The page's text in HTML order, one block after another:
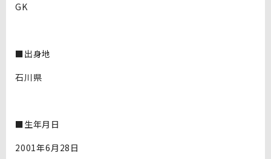
GK
■出身地
石川県
■生年月日
2001年6月28日